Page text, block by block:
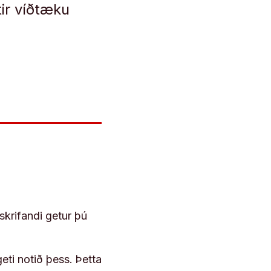
víðtæku
getur þú
notið þess. Þetta